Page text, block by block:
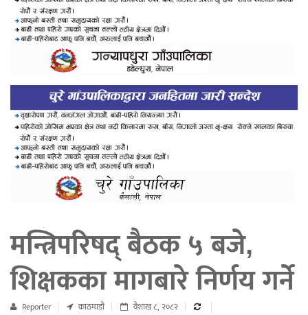
मन्त्रिपरिषद् बैठक ५ बजे,
शिक्षकका मागबारे निर्णय गर्ने
Reporter काठमाडौं वैशाख ८, २०८२